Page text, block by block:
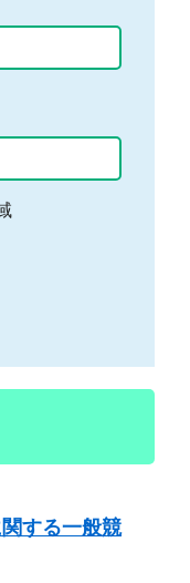
する一般競